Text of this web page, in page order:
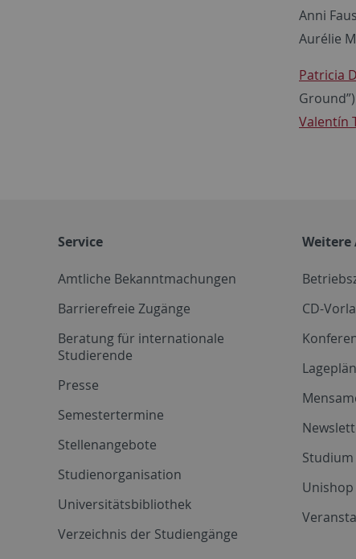
Anni
Aurélie
Patricia
Ground”)
Valentín
Service
Amtliche Bekanntmachungen
Barrierefreie Zugänge
Beratung für internationale
Studierende
Presse
Semestertermine
Stellenangebote
Studienorganisation
Universitätsbibliothek
Verzeichnis der Studiengänge
Weitere
CD-
Unishop